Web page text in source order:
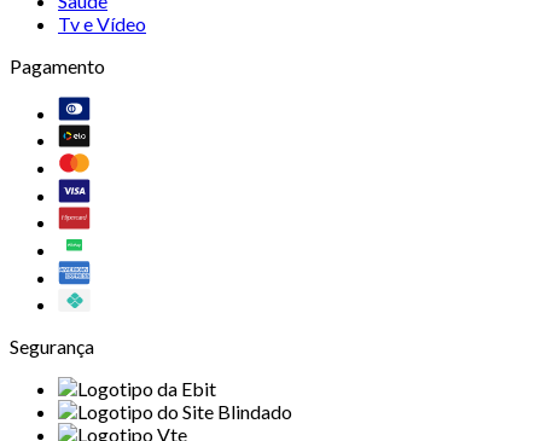
Tv e Vídeo
Pagamento
Segurança